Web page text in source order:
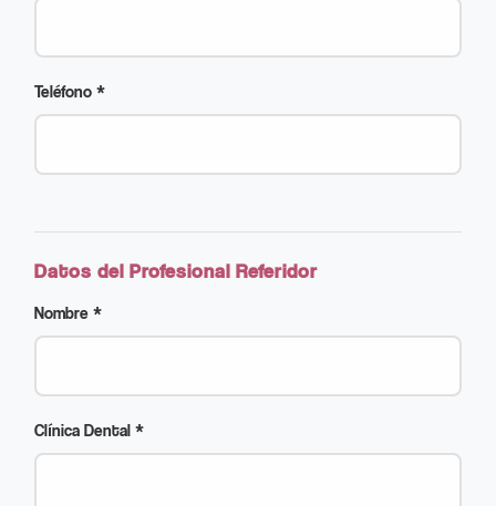
Teléfono *
Datos del Profesional Referidor
Nombre *
Clínica Dental *